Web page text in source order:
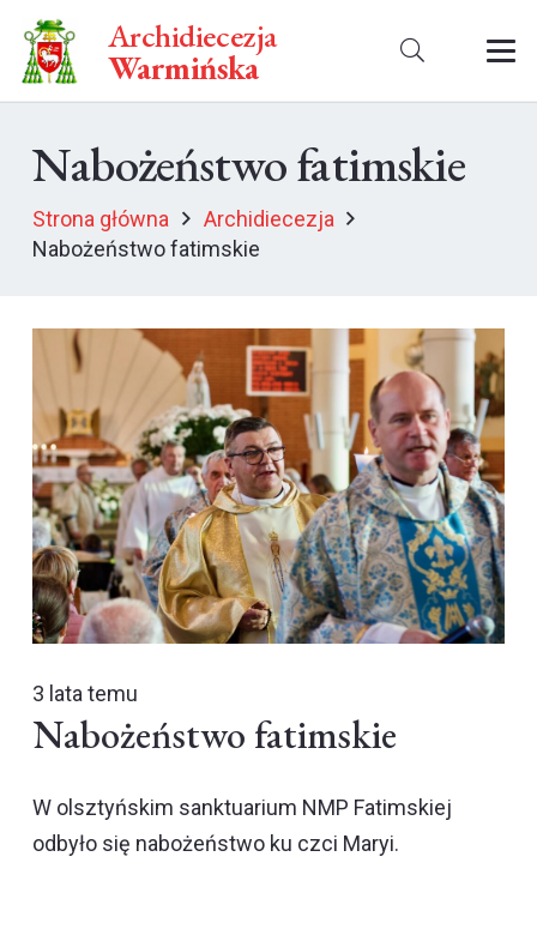
Archidiecezja
Warmińska
Nabożeństwo fatimskie
Strona główna
Archidiecezja
Nabożeństwo fatimskie
3 lata temu
Nabożeństwo fatimskie
W olsztyńskim sanktuarium NMP Fatimskiej
odbyło się nabożeństwo ku czci Maryi.